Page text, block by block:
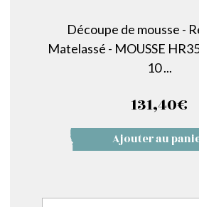
Découpe de mousse -
Matelassé - MOUSSE
10 ...
131,40€
Ajouter au